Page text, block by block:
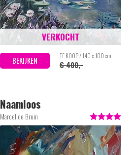
BEKIJKEN TE KOOP / 140 x 100 cm
€ 400,-
VERKOCHT
Marcel de Bruin
Naamloos